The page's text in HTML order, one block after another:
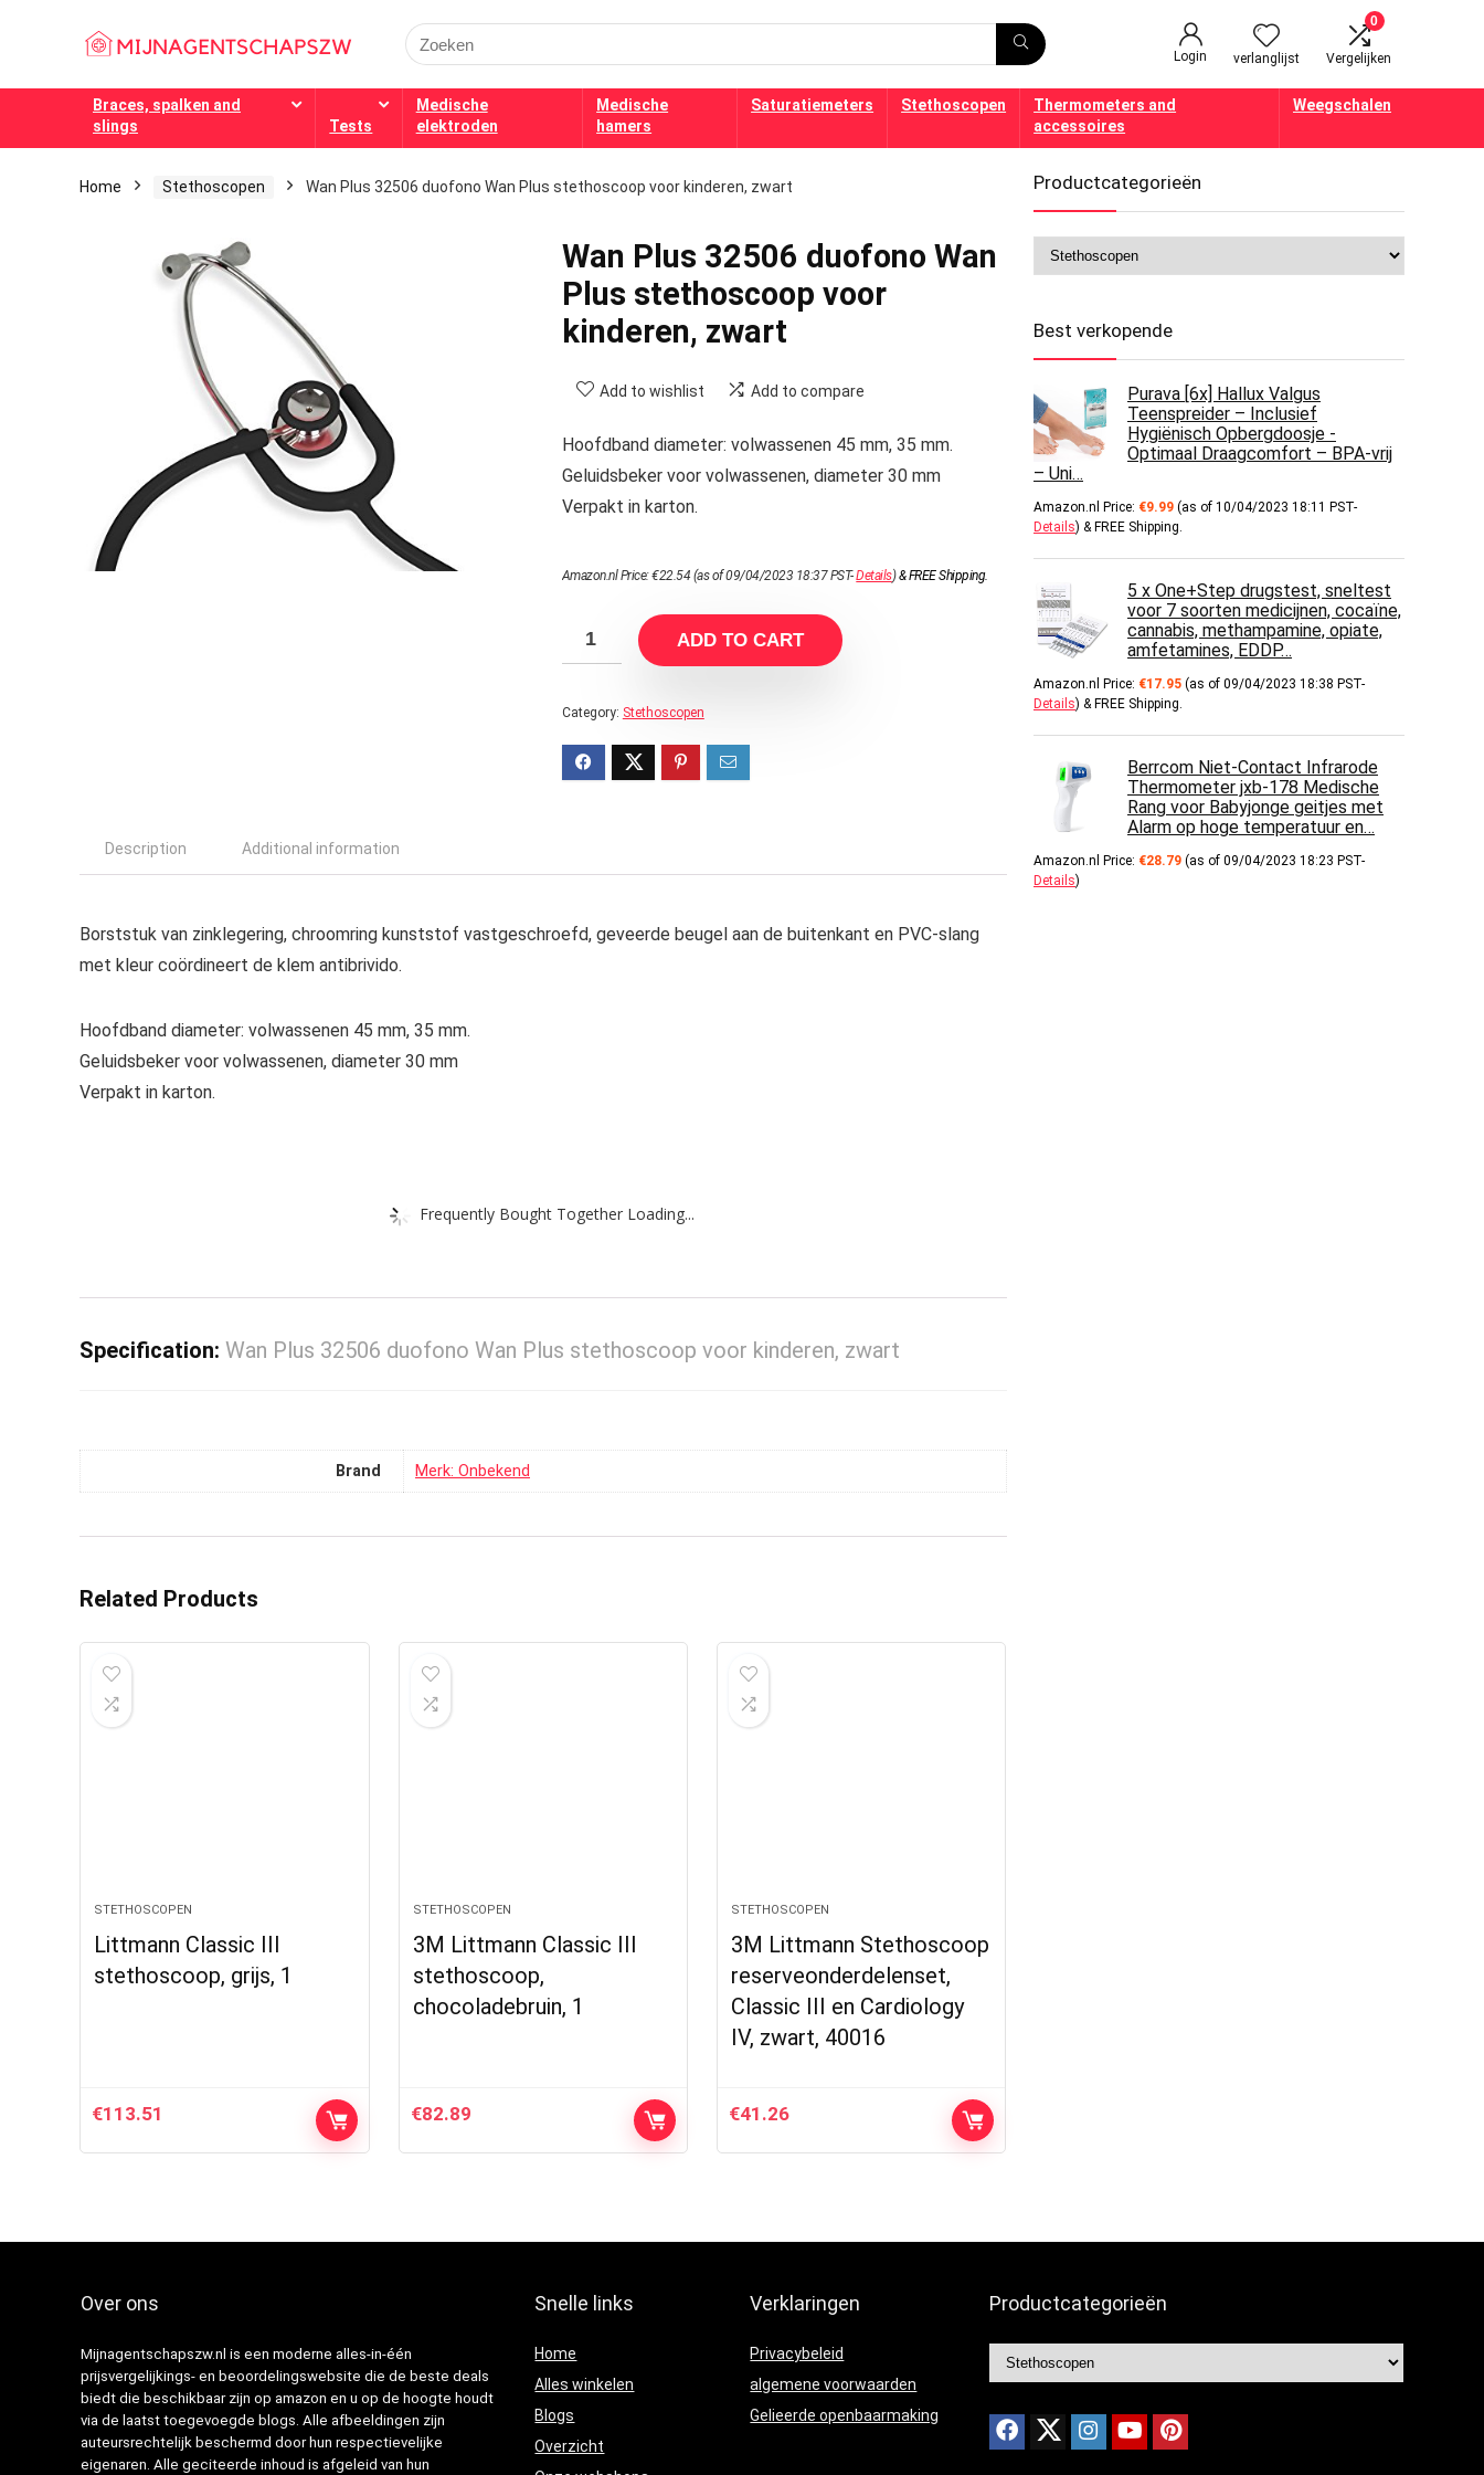
Search
for:
Login verlanglijst
0
Vergelijken
Braces, spalken and
slings
Tests
Medische
elektroden
Medische
hamers
Saturatiemeters Stethoscopen
Thermometers and
accessoires
Weegschalen
Home Stethoscopen Wan Plus 32506 duofono Wan Plus stethoscoop voor kinderen, zwart
Wan Plus 32506 duofono Wan
Plus stethoscoop voor
kinderen, zwart
Add to wishlist Add to compare
Hoofdband diameter: volwassenen 45 mm, 35 mm.
Geluidsbeker voor volwassenen, diameter 30 mm
Verpakt in karton.
Amazon.nl Price:€22.54 (as of 09/04/2023 18:37 PST-Details)&FREE Shipping.
ADD TO CART
Category: Stethoscopen
Description Additional information
Borststuk van zinklegering, chroomring kunststof vastgeschroefd, geveerde beugel aan de buitenkant en PVC-slang
met kleur coördineert de klem antibrivido.
Hoofdband diameter: volwassenen 45 mm, 35 mm.
Geluidsbeker voor volwassenen, diameter 30 mm
Verpakt in karton.
Frequently Bought Together Loading...
Specification: Wan Plus 32506 duofono Wan Plus stethoscoop voor kinderen, zwart
Brand Merk: Onbekend
Related Products
STETHOSCOPEN
Littmann Classic III
stethoscoop, grijs, 1
€113.51
STETHOSCOPEN
3M Littmann Classic III
stethoscoop,
chocoladebruin, 1
€82.89
STETHOSCOPEN
3M Littmann Stethoscoop
reserveonderdelenset,
Classic III en Cardiology
IV, zwart, 40016
€41.26
Productcategorieën
Best verkopende
Purava [6x] Hallux Valgus
Teenspreider – Inclusief
Hygiënisch Opbergdoosje -
Optimaal Draagcomfort – BPA-vrij
– Uni…
Amazon.nl Price: €9.99 (as of 10/04/2023 18:11 PST-
Details) & FREE Shipping.
5 x One+Step drugstest, sneltest
voor 7 soorten medicijnen, cocaïne,
cannabis, methampamine, opiate,
amfetamines, EDDP…
Amazon.nl Price: €17.95 (as of 09/04/2023 18:38 PST-
Details) & FREE Shipping.
Berrcom Niet-Contact Infrarode
Thermometer jxb-178 Medische
Rang voor Babyjonge geitjes met
Alarm op hoge temperatuur en…
Amazon.nl Price: €28.79 (as of 09/04/2023 18:23 PST-
Details)
Over ons
Mijnagentschapszw.nl is een moderne alles-in-één
prijsvergelijkings- en beoordelingswebsite die de beste deals
biedt die beschikbaar zijn op amazon en u op de hoogte houdt
via de laatst toegevoegde blogs. Alle afbeeldingen zijn
auteursrechtelijk beschermd door hun respectievelijke
eigenaren. Alle geciteerde inhoud is afgeleid van hun
Snelle links
Home
Alles winkelen
Blogs
Overzicht
Verklaringen
Privacybeleid
algemene voorwaarden
Gelieerde openbaarmaking
Productcategorieën